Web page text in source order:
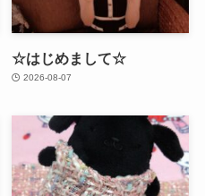
☆はじめまして☆
2026-08-07